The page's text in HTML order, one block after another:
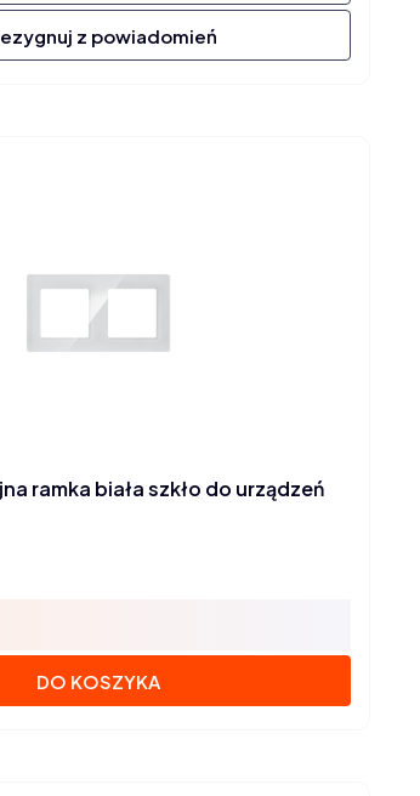
z powiadomień
ramka biała szkło do urządzeń
DO KOSZYKA